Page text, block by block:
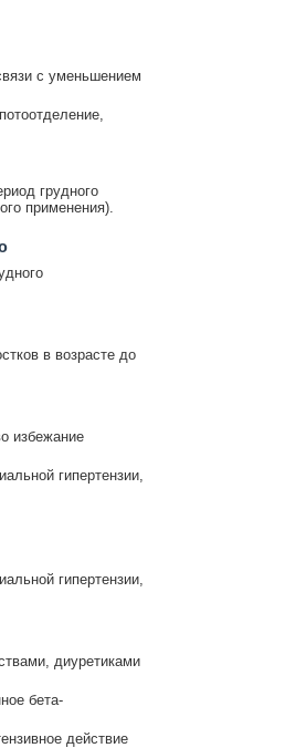
с уменьшением
грудного
применения).
в возрасте до
избежание
гипертензии,
гипертензии,
диуретиками
бета-
действие